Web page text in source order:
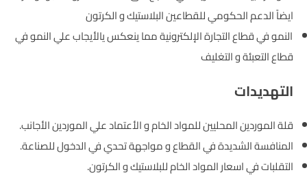
ايضاً الدعم الحكومي للقطاعين البلاستيك و الكرتون
النمو في قطاع التجارة الإلكترونية مما ينعكس يالأيجاب علي النمو في
قطاع التعبئة و التغليف
التهديدات
قلة الموردين المحليين للمواد الخام و الأعتماد علي الموردين الأجانب.
المنافسة الشديدة في القطاع و مواجهة تحدي في الدخول للصناعة.
التقلبات في اسعار المواد الخام للبلاستيك و الكرتون.